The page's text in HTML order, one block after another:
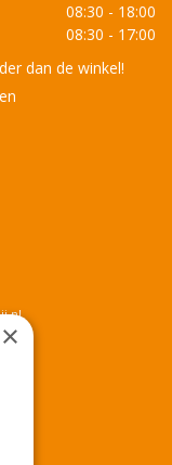
08:30 - 18:00
08:30 - 17:00
dan de winkel!
×